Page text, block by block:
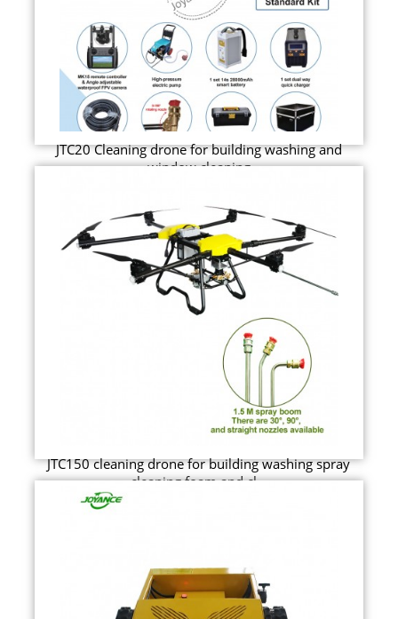
JTC20 Cleaning drone for building washing and
window cleaning
JTC150 cleaning drone for building washing spray
cleaning foam and cl...